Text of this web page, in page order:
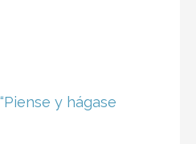
y hágase